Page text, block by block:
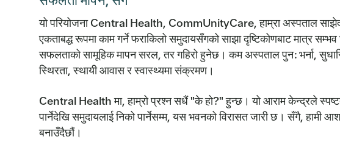
यो परियोजना Central Health, CommUnityCare, हाम्रा अस्पताल
एकताबद्ध रूपमा काम गर्ने फराकिलो समुदायसँगको साझा दृष्टिकोणबाट मात्र
सफलताको सामूहिक मापन सरल, तर गहिरो हुनेछ। कम अस्पताल पुन: भर्ना,
स्थिरता, स्थायी आवास र स्वास्थ्यमा संक्रमण।
Central Health मा, हाम्रो प्रश्न सधैं "के हो?" हुन्छ। यो आराम केन्द्रले
पार्नेदेखि समुदायलाई निको पार्नेसम्म, यस भवनको विरासत जारी छ। सँगै, हामी
बनाउँदैछौं।